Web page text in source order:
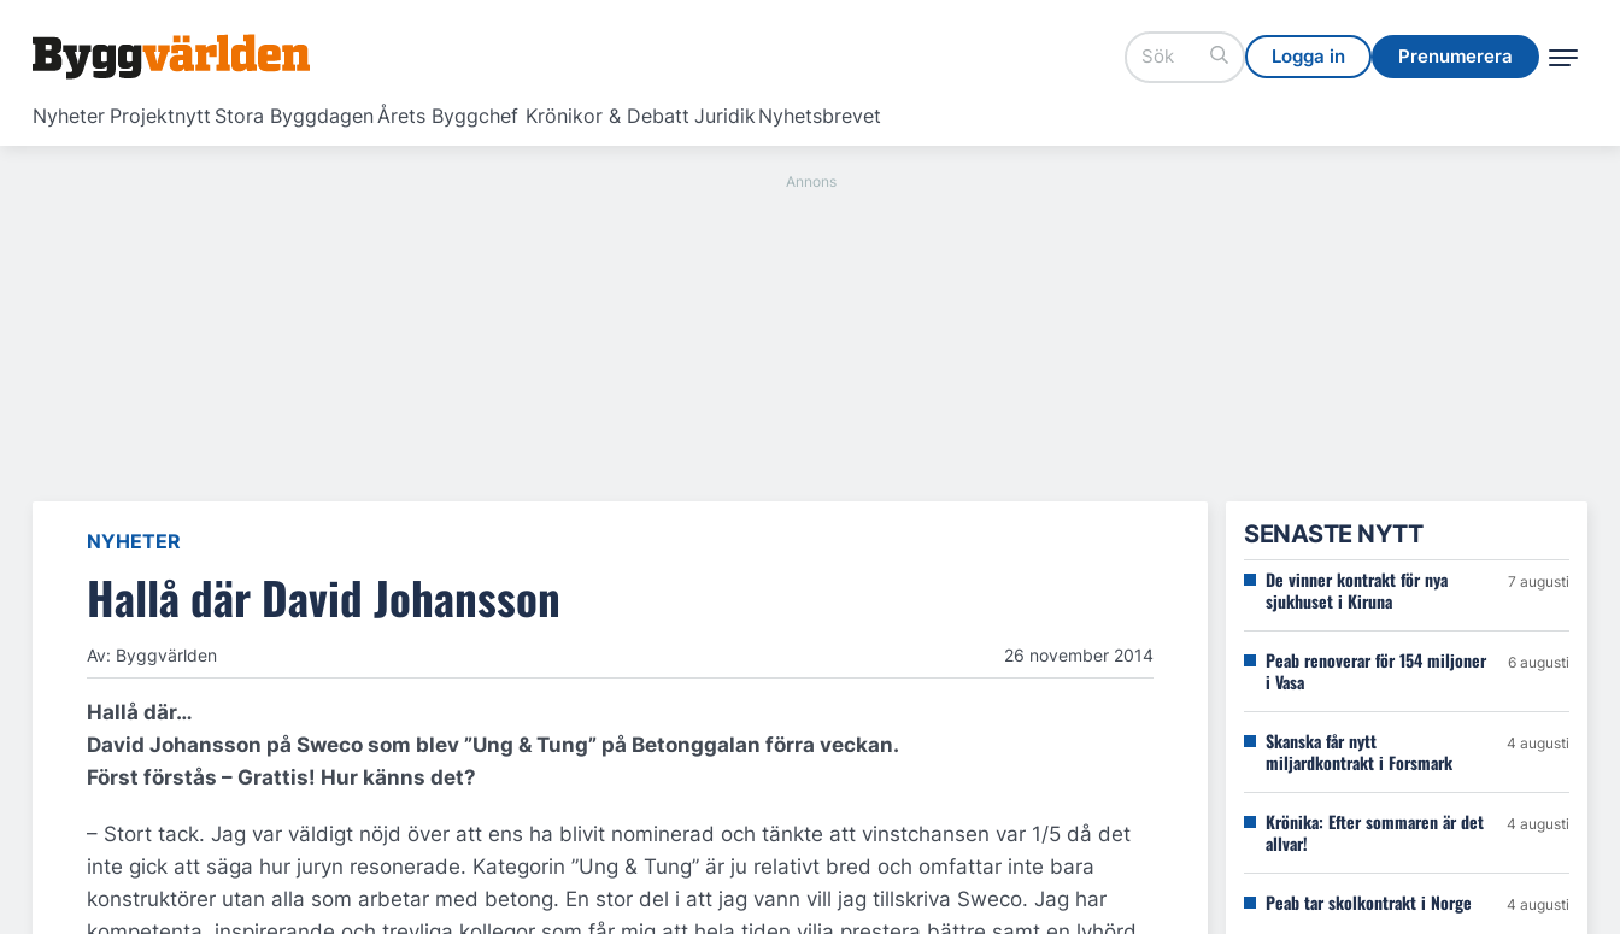
Logga in Prenumerera
Nyheter Projektnytt Stora ByggdagenÅrets Byggchef Krönikor & Debatt JuridikNyhetsbrevet
Logga in Prenumerera
NYHETER
Hallå där David Johansson
Av: Byggvärlden 26 november 2014
Hallå där…
David Johansson på Sweco som blev ”Ung & Tung” på Betonggalan förra veckan.
Först förstås – Grattis! Hur känns det?
– Stort tack. Jag var väldigt nöjd över att ens ha blivit nominerad och tänkte att vinstchansen var 1/5 då det
inte gick att säga hur juryn resonerade. Kategorin ”Ung & Tung” är ju relativt bred och omfattar inte bara
konstruktörer utan alla som arbetar med betong. En stor del i att jag vann vill jag tillskriva Sweco. Jag har
SENASTE NYTT
De vinner kontrakt för nya
sjukhuset i Kiruna
7 augusti
Peab renoverar för 154 miljoner
i Vasa
6 augusti
Skanska får nytt
miljardkontrakt i Forsmark
4 augusti
Krönika: Efter sommaren är det
allvar!
4 augusti
Peab tar skolkontrakt i Norge 4 augusti